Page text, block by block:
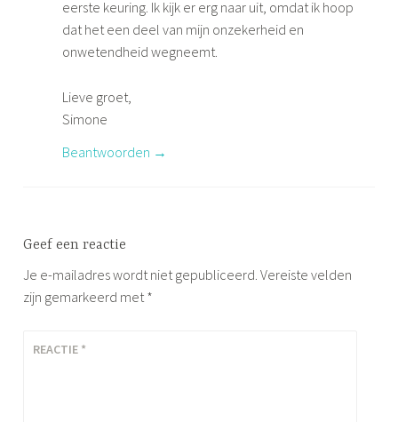
eerste keuring. Ik kijk er erg naar uit, omdat ik hoop
dat het een deel van mijn onzekerheid en
onwetendheid wegneemt.
Lieve groet,
Simone
Beantwoorden
Geef een reactie
Je e-mailadres wordt niet gepubliceerd. Vereiste velden
zijn gemarkeerd met *
REACTIE *